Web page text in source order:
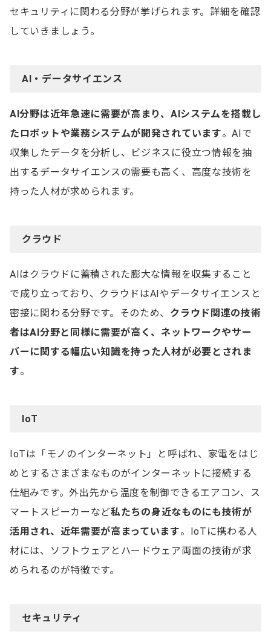
セキュリティに関わる分野が挙げられます。詳細を確認
していきましょう。
AI・データサイエンス
AI分野は近年急速に需要が高まり、AIシステムを搭載し
たロボットや業務システムが開発されています。AIで
収集したデータを分析し、ビジネスに役立つ情報を抽
出するデータサイエンスの需要も高く、高度な技術を
持った人材が求められます。
クラウド
AIはクラウドに蓄積された膨大な情報を収集すること
で成り立っており、クラウドはAIやデータサイエンスと
密接に関わる分野です。そのため、 クラウド関連の技術
者はAI分野と同様に需要が高く、ネットワークやサー
バーに関する幅広い知識を持った人材が必要とされま
す。
IoT
IoTは「モノのインターネット」と呼ばれ、家電をはじ
めとするさまざまなものがインターネットに接続する
仕組みです。外出先から温度を制御できるエアコン、ス
マートスピーカーなど私たちの身近なものにも技術が
活用され、近年需要が高まっています。IoTに携わる人
材には、ソフトウェアとハードウェア両面の技術が求
められるのが特徴です。
セキュリティ